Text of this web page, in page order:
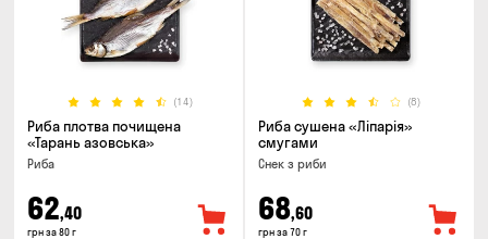
(14)
Риба плотва почищена
«Тарань азовська»
Риба
62,40
грн за 80 г
(8)
Риба сушена «Ліпарія»
смугами
Снек з риби
68,60
грн за 70 г